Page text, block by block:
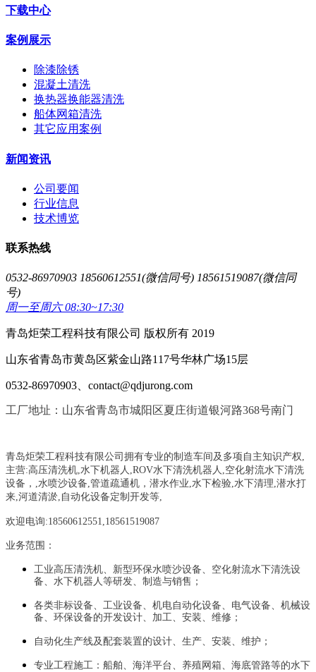
下载中心
案例展示
除漆除锈
混凝土清洗
换热器换能器清洗
船体网箱清洗
其它应用案例
新闻资讯
公司要闻
行业信息
技术博览
联系热线
0532-86970903 18560612551(微信同号) 18561519087(微信同
号)
周一至周六 08:30~17:30
青岛炬荣工程科技有限公司 版权所有 2019
山东省青岛市黄岛区紫金山路117号华林广场15层
0532-86970903、contact@qdjurong.com
工厂地址：山东省青岛市城阳区夏庄街道银河路368号南门
青岛炬荣工程科技有限公司拥有专业的制造车间及多项自主知识产权,
主营:高压清洗机,水下机器人,ROV水下清洗机器人,空化射流水下清洗
设备， ,水喷沙设备,管道疏通机 ， 潜水作业,水下检验,水下清理,潜水打
来,河道清淤,自动化设备定制开发等,
欢迎电询:18560612551,18561519087
业务范围：
工业高压清洗机、新型环保水喷沙设备、空化射流水下清洗设
备、水下机器人等研发、制造与销售；
各类非标设备、工业设备、机电自动化设备、电气设备、机械设
备、环保设备的开发设计、加工、安装、维修；
自动化生产线及配套装置的设计、生产、安装、维护；
专业工程施工：船舶、海洋平台、养殖网箱、海底管路等的水下